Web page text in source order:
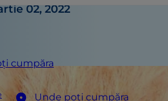
cumpăra
Unde poți cumpăra
02, 2022